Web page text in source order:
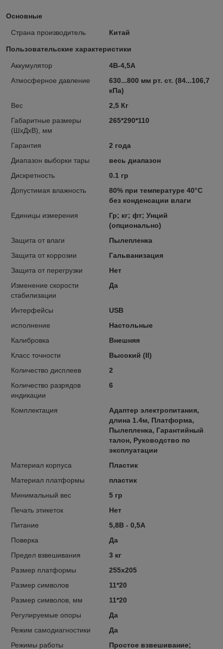
Основные
Страна производитель Китай
Пользовательские характеристики
Аккумулятор
4В-4,5А
Атмосферное давление
630...800 мм рт. ст. (84...106,7
кПа)
Вес
2,5 Кг
Габаритные размеры
(ШхДхВ), мм
265*290*110
Гарантия
2 года
Диапазон выборки тары
весь диапазон
Дискретность
0.1 гр
Допустимая влажность
80% при температуре 40°С
без конденсации влаги
Единицы измерения
Гр; кг; фт; Унций
(опционально)
Защита от влаги
Пылепленка
Защита от коррозии
Гальванизация
Защита от перегрузки
Нет
Изменение скорости
стабилизации
Да
Интерфейсы
USB
исполнение
Настольные
Калибровка
Внешняя
Класс точности
Высокий (II)
Количество дисплеев
2
Количество разрядов
индикации
6
Комплектация
Адаптер электропитания,
длина 1.4м, Платформа,
Пылепленка, Гарантийный
талон, Руководство по
эксплуатации
Материал корпуса
Пластик
Материал платформы
пластик
Минимальный вес
5 гр
Печать этикеток
Нет
Питание
5,8В - 0,5А
Поверка
Да
Предел взвешивания
3 кг
Размер платформы
255х205
Размер символов
11*20
Размер символов, мм
11*20
Регулируемые опоры
Да
Режим самодиагностики
Да
Режимы работы
Простое взвешивание;